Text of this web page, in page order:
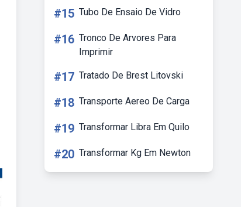
#15 Tubo De Ensaio De Vidro
#16 Tronco De Arvores Para
Imprimir
#17 Tratado De Brest Litovski
#18 Transporte Aereo De Carga
#19 Transformar Libra Em Quilo
#20 Transformar Kg Em Newton